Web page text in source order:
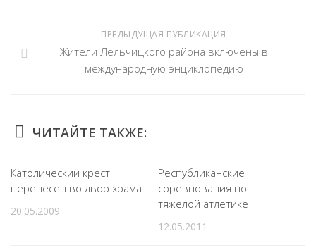
ПРЕДЫДУЩАЯ ПУБЛИКАЦИЯ
Жители Лельчицкого района включены в
международную энциклопедию
ЧИТАЙТЕ ТАКЖЕ:
Католический крест
перенесён во двор храма
20.05.2009
Республиканские
соревнования по
тяжелой атлетике
12.05.2011